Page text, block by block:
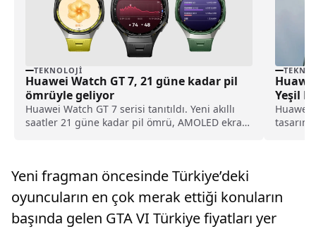
TEKNOLOJI
Huawei Watch GT 7, 21 güne kadar pil
ömrüyle geliyor
Huawei Watch GT 7 serisi tanıtıldı. Yeni akıllı
saatler 21 güne kadar pil ömrü, AMOLED ekran,
Yeşil
tasarım
Yeni fragman öncesinde Türkiye’deki
oyuncuların en çok merak ettiği konuların
başında gelen GTA VI Türkiye fiyatları yer